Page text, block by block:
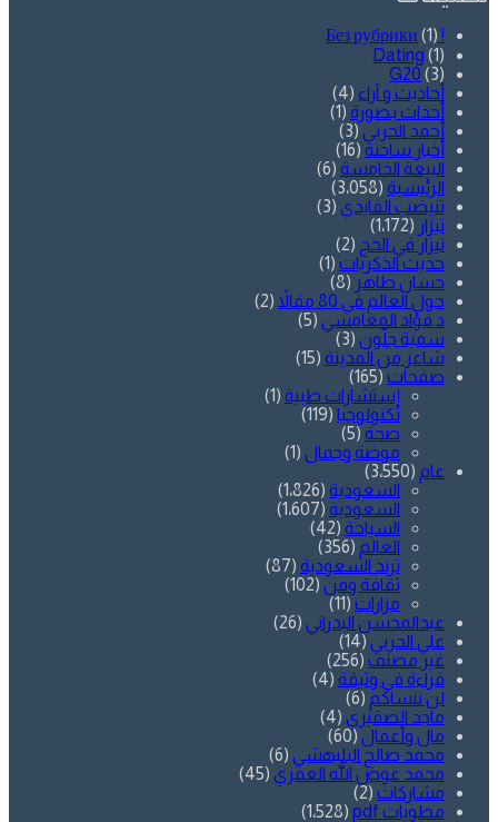
! Без рубрики
(1)
Dating (1)
G20 (3)
أحاديث و آراء (4)
أحداث بصورة (1)
أحمد الحربي (3)
أخبار ساخنة (16)
البيعة الخامسة (6)
الرئيسية (3٬058)
تنيضب الفايدي (3)
تيزار (1٬172)
تيزار في الحج (2)
حديث الذكريات (1)
حسان طاهر (8)
حول العالم في 80 مقالاً
(2)
د.فؤاد المغامسي (5)
سمية جلّون (3)
شاعر من المدينة (15)
صفحات (165)
إستشارات طبية (1)
تكنولوجيا (119)
صحة (5)
موضة وجمال (1)
عام (3٬550)
السعودية (1٬826)
السعودية (1٬607)
السياحة (42)
العالم (356)
ترند السعودية (87)
ثقافة وفن (102)
مزارات (11)
عبدالمحسن البدراني (26)
علي الحربي (14)
غير مصنف (256)
قراءة في وثيقة (4)
لن ننساكم (6)
ماجد الصقيري (4)
مال وأعمال (60)
محمد صالح البليهشي (6)
محمد عوض الله العمري (45)
مشاركات (2)
مطويات pdf
(1٬528)